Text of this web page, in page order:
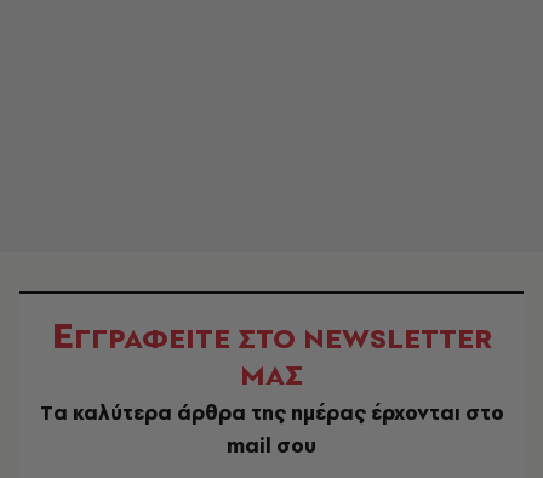
ΕΓΓΡΑΦΕΙΤΕ ΣΤΟ NEWSLETTER
ΜΑΣ
Tα καλύτερα άρθρα της ημέρας έρχονται στο
mail σου